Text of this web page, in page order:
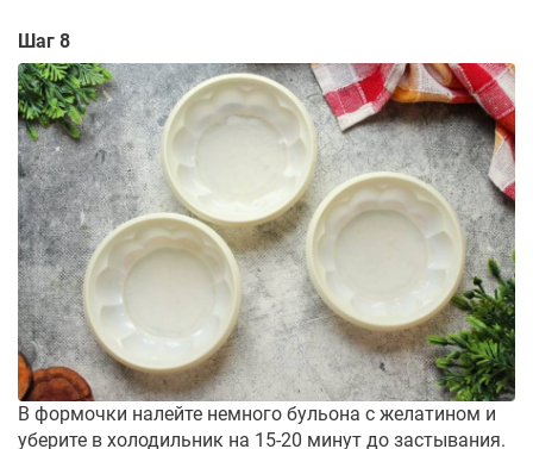
Шаг 8
В формочки налейте немного бульона с желатином и
уберите в холодильник на 15-20 минут до застывания.